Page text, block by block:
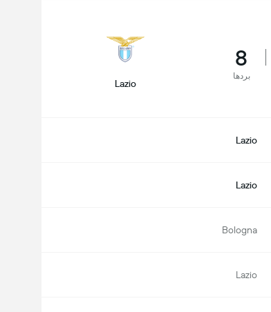
8
بردها
Lazio
Lazio
Lazio
Bologna
Lazio